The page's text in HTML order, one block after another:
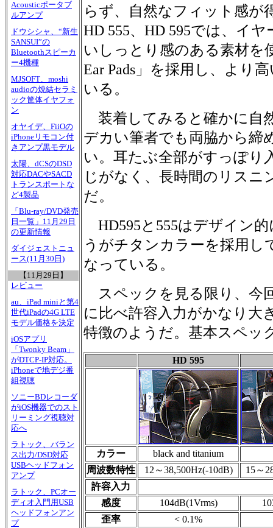
Acousticポータブ
ルアンプ
ドウシシャ、“新生
SANSUI”の
Bluetoothスピーカ
ー4機種
MJSOFT、moshi
audioの焼結セラミ
ック筐体イヤフォ
ン
オヤイデ、FiiOの
iPhoneリモコン付
きアンプ黒モデル
太陽、dCSのDSD
対応DACやSACD
トランスポートな
ど4製品
「Blu-ray/DVD発売
日一覧」11月29日
の更新情報
ダイジェストニュ
ース(11月30日)
【11月29日】
レビュー
au、iPad miniと第4
世代iPadの4G LTE
モデル価格を決定
iOSアプリ
「Twonky Beam」
がDTCP-IP対応。
iPhoneで地デジ番
組視聴
ソニーBDレコーダ
がiOS機器でのスト
リーミング視聴対
応へ
ラトック、バラン
ス出力/DSD対応
USBヘッドフォン
アンプ
ラトック、PCオー
ディオ入門用USB
ヘッドフォンアン
プ
らず、自然なフィット感が
HD 555、HD 595では、イ
いしっとり感のある素材を
Ear Pads」を採用し、より
いる。
装着してみると確かに自
デカい筆者でも両脇から締
い。耳たぶ全部がすっぽり
じがなく、長時間のリスニ
だ。
HD595と555はデザイン
うがチタンカラーを採用し
なっている。
スペックを見る限り、今
に比べ許容入力がかなり大
特徴のようだ。基本スペッ
HD 595
カラー
black and titanium
周波数特性
12～38,500Hz(-10dB)
15～
許容入力
感度
104dB(1Vrms)
歪率
< 0.1%